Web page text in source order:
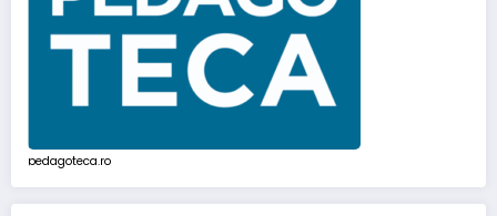
pedagoteca.ro